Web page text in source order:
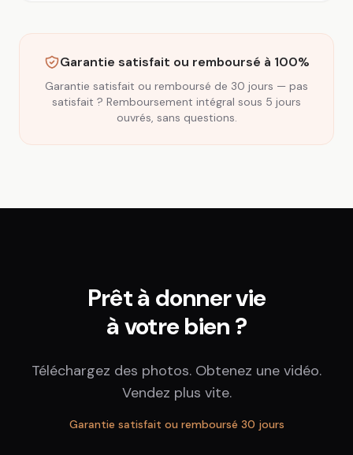
Garantie satisfait ou remboursé à 100%
Garantie satisfait ou remboursé de 30 jours — pas
satisfait ? Remboursement intégral sous 5 jours
ouvrés, sans questions.
Prêt à donner vie
à votre bien ?
Téléchargez des photos. Obtenez une vidéo.
Vendez plus vite.
Garantie satisfait ou remboursé 30 jours